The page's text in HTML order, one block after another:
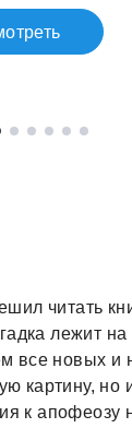
читать
лежит
все новых
картину, но
к апофеозу